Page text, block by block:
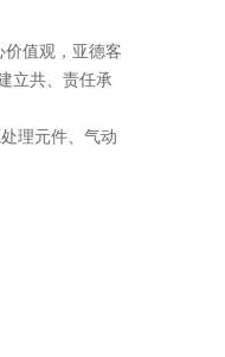
价值观，亚德客
立共、责任承
理元件、气动